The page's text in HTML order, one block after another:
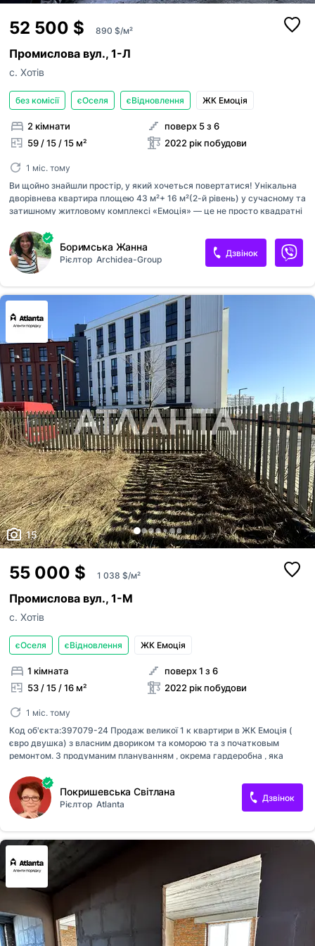
52 500 $ 890 $/м²
Промислова вул., 1-Л
с. Хотів
без комісії єОселя єВідновлення ЖК Емоція
2 кімнати
59 / 15 / 15 м²
поверх 5 з 6
2022 рік побудови
1 міс. тому
Ви щойно знайшли простір, у який хочеться повертатися! Унікальна
дворівнева квартира площею 43 м²+ 16 м²(2-й рівень) у сучасному та
затишному житловому комплексі «Емоція» — це не просто квадратні
та відчуттям дому. Квартира розташована на 5-му поверсі, що
забезпечує оптимальний баланс між панорамою, світлом і зручністю
щоденного життя. Локація, яка працює на вас • 4,3 км до метро
Теремки — швидкий доїзд без стресу • Зручний виїзд на Одеську
трасу та Велику Окружну • Поруч магазини, кафе, школи, дитячі
садочки, парки, ТРЦ, заправки, Нова пошта — усе необхідне поруч,
без втрати часу • ЖК Новий Хотів (будується) Це місце, де ви жи...
Боримська Жанна
Рієлтор Archidea-Group
Дзвінок
15
55 000 $ 1 038 $/м²
Промислова вул., 1-М
с. Хотів
єОселя єВідновлення ЖК Емоція
1 кімната
53 / 15 / 16 м²
поверх 1 з 6
2022 рік побудови
1 міс. тому
Код об'єкта:397079-24 Продаж великої 1 к квартири в ЖК Емоція (
євро двушка) з власним двориком та коморою та з початковым
ремонтом. З продуманим плануванням , окрема гардеробна , яка
панорамним вікном де легко стане і диван і обідня зона. З кухні є
вихід у власний просторий дворик. Також під квартирою знаходиться
об'ємна комора. Площа квартири 43,5 м2 Площа дворика 30 м2
Площа комори 8 м2 Поверх 1 Опалення : двухконкутрний газовий
котел В квартирі виконані підготовчі роботи до фінішного оздоблення:
- поштукатурені стін і відкоси гіпсовою штукатуркою, а також
цементно-піщаною в мокрих зонах; - виконана розводка електричних
і слаб...
Покришевська Світлана
Рієлтор Atlanta
Дзвінок